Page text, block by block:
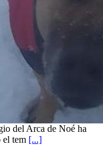
del Arca de Noé ha
el tem [...]